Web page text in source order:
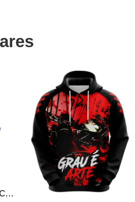
Blusa | Jaqueta | Casaco Chora Agora Ri Depois – De Quebrada